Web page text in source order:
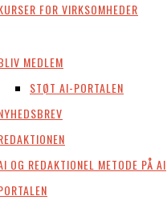
FOR VIRKSOMHEDER
MEDLEM
STØT AI-PORTALEN
OG REDAKTIONEL METODE PÅ AI